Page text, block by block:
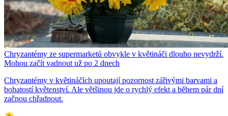
Chryzantémy ze supermarketů obvykle v květináči dlouho nevydrží.
Mohou začít vadnout už po 2 dnech
Chryzantémy v květináčích upoutají pozornost zářivými barvami a
bohatostí květenství. Ale většinou jde o rychlý efekt a během pár dní
začnou chřadnout.